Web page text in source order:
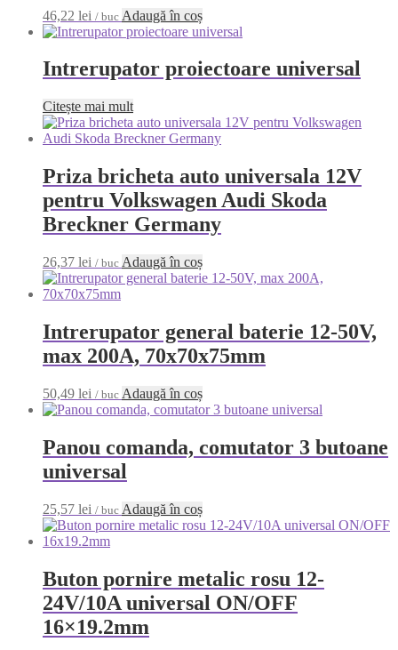
46,22 lei / buc Adaugă în coș
Intrerupator proiectoare universal
Citește mai mult
Priza bricheta auto universala 12V
pentru Volkswagen Audi Skoda
Breckner Germany
26,37 lei / buc Adaugă în coș
Intrerupator general baterie 12-50V,
max 200A, 70x70x75mm
50,49 lei / buc Adaugă în coș
Panou comanda, comutator 3 butoane
universal
25,57 lei / buc Adaugă în coș
Buton pornire metalic rosu 12-
24V/10A universal ON/OFF
16×19.2mm